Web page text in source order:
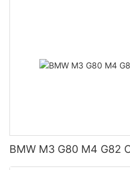
BMW M3 G80 M4 G82